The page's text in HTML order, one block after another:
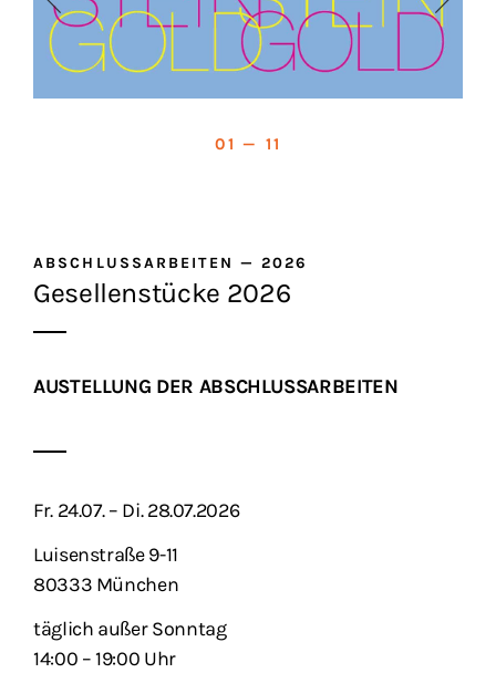
01 — 11
ABSCHLUSSARBEITEN —2026
Gesellenstücke 2026
AUSTELLUNG DER ABSCHLUSSARBEITEN
Fr. 24.07. – Di. 28.07.2026
Luisenstraße 9-11
80333 München
täglich außer Sonntag
14:00 – 19:00 Uhr